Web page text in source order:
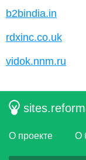
b2bindia.in
rdxinc.co.uk
vidok.nnm.ru
О проекте О